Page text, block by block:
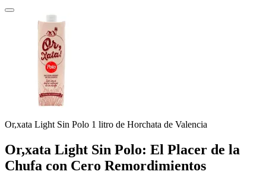
Or,xata Light Sin Polo 1 litro de Horchata de Valencia
Or,xata Light Sin Polo: El Placer de la
Chufa con Cero Remordimientos